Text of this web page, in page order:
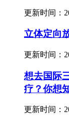
更新时间：
立体定向
更新时间：
想去国际
疗？你想
更新时间：